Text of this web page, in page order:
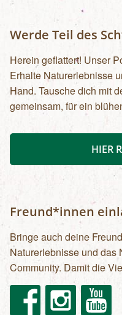
Werde Teil des
Herein geflattert! Unser
Erhalte Naturerlebnisse
Hand. Tausche dich mit
gemeinsam, für ein
HIER
Freund*innen
Bringe auch deine
Naturerlebnisse und das
Community. Damit die
FacebookInstagram Youtube